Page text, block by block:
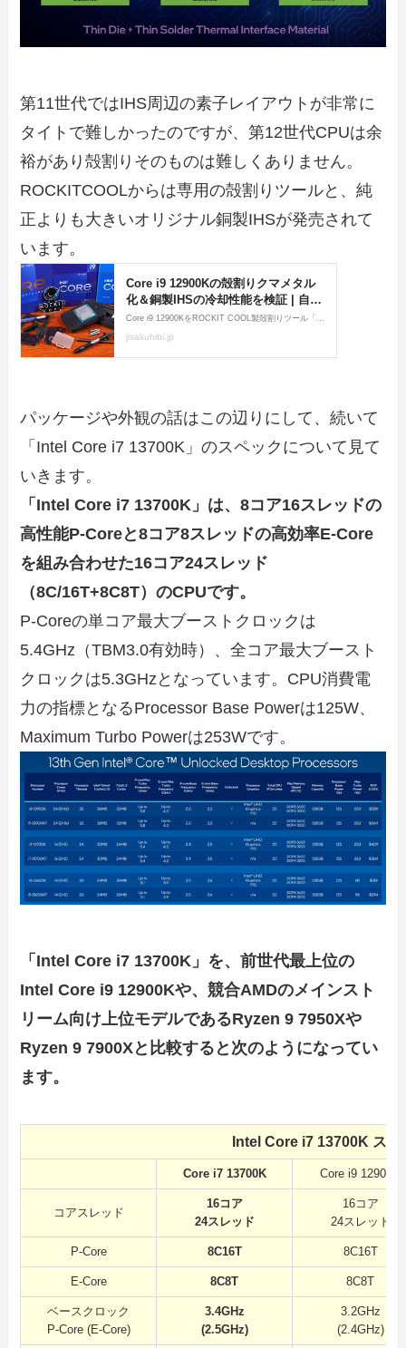
第11世代ではIHS周辺の素子レイアウトが非常に
タイトで難しかったのですが、第12世代CPUは余
裕があり殻割りそのものは難しくありません。
ROCKITCOOLからは専用の殻割りツールと、純
正よりも大きいオリジナル銅製IHSが発売されて
います。
パッケージや外観の話はこの辺りにして、続いて
「Intel Core i7 13700K」のスペックについて見て
いきます。
「Intel Core i7 13700K」は、8コア16スレッドの
高性能P-Coreと8コア8スレッドの高効率E-Core
を組み合わせた16コア24スレッド
（8C/16T+8C8T）のCPUです。
P-Coreの単コア最大ブーストクロックは
5.4GHz（TBM3.0有効時）、全コア最大ブースト
クロックは5.3GHzとなっています。CPU消費電
力の指標となるProcessor Base Powerは125W、
Maximum Turbo Powerは253Wです。
「Intel Core i7 13700K」を、前世代最上位の
Intel Core i9 12900Kや、競合AMDのメインスト
リーム向け上位モデルであるRyzen 9 7950Xや
Ryzen 9 7900Xと比較すると次のようになってい
ます。
Intel Core i7 13700K ス
Core i7 13700K Core i9 12900K
コアスレッド
16コア
24スレッド
16コア
24スレッド
P-Core 8C16T 8C16T
E-Core 8C8T 8C8T
ベースクロック
P-Core (E-Core)
3.4GHz
(2.5GHz)
3.2GHz
(2.4GHz)